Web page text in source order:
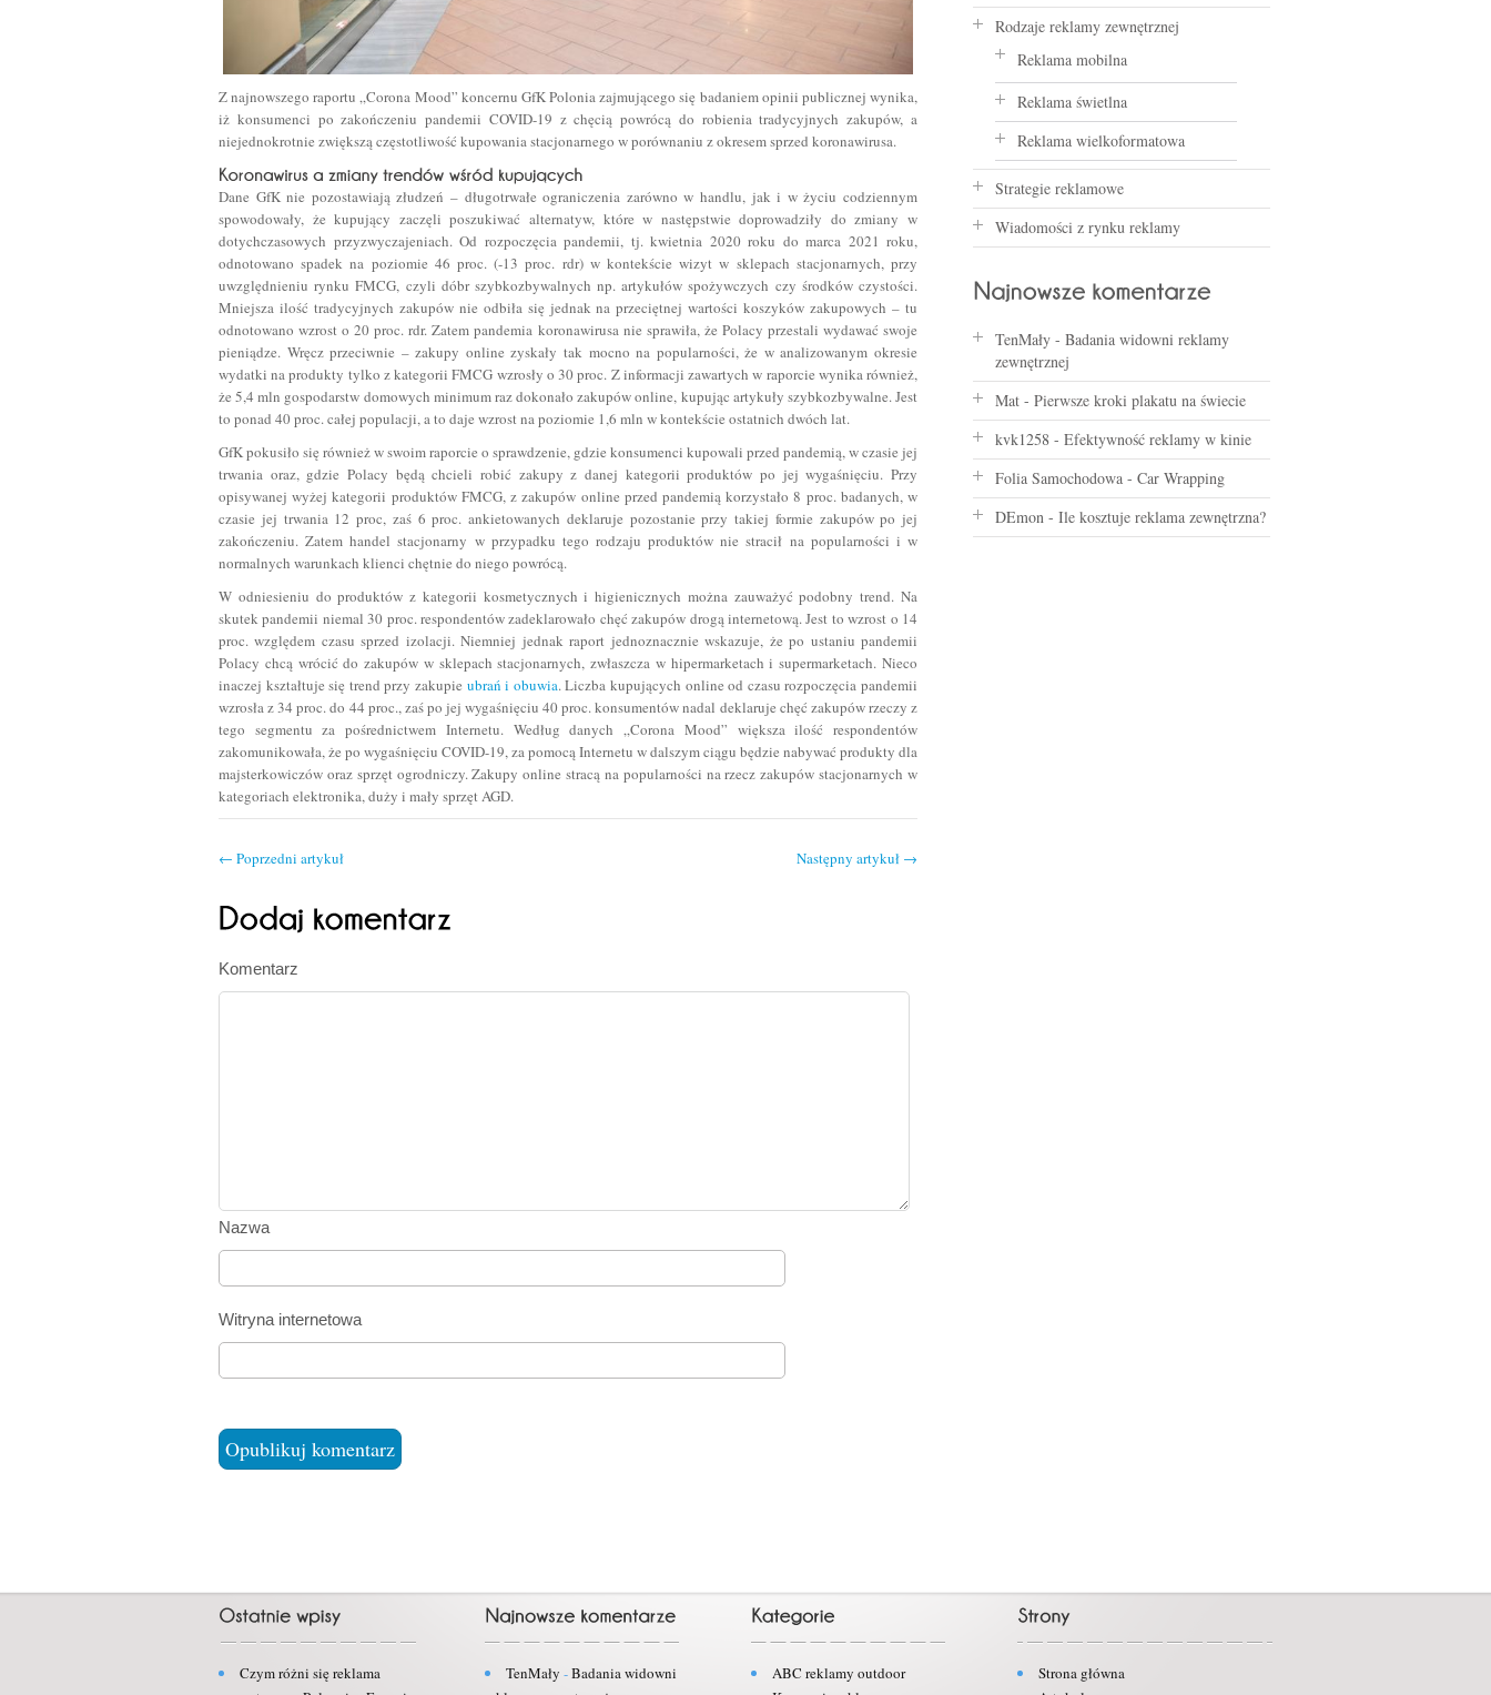
Z najnowszego raportu „Corona Mood” koncernu GfK Polonia zajmującego się badaniem opinii publicznej wynika,
iż konsumenci po zakończeniu pandemii COVID-19 z chęcią powrócą do robienia tradycyjnych zakupów, a
niejednokrotnie zwiększą częstotliwość kupowania stacjonarnego w porównaniu z okresem sprzed koronawirusa.
Dane GfK nie pozostawiają złudzeń – długotrwałe ograniczenia zarówno w handlu, jak i w życiu codziennym
spowodowały, że kupujący zaczęli poszukiwać alternatyw, które w następstwie doprowadziły do zmiany w
dotychczasowych przyzwyczajeniach. Od rozpoczęcia pandemii, tj. kwietnia 2020 roku do marca 2021 roku,
odnotowano spadek na poziomie 46 proc. (-13 proc. rdr) w kontekście wizyt w sklepach stacjonarnych, przy
uwzględnieniu rynku FMCG, czyli dóbr szybkozbywalnych np. artykułów spożywczych czy środków czystości.
Mniejsza ilość tradycyjnych zakupów nie odbiła się jednak na przeciętnej wartości koszyków zakupowych – tu
odnotowano wzrost o 20 proc. rdr. Zatem pandemia koronawirusa nie sprawiła, że Polacy przestali wydawać swoje
pieniądze. Wręcz przeciwnie – zakupy online zyskały tak mocno na popularności, że w analizowanym okresie
wydatki na produkty tylko z kategorii FMCG wzrosły o 30 proc. Z informacji zawartych w raporcie wynika również,
że 5,4 mln gospodarstw domowych minimum raz dokonało zakupów online, kupując artykuły szybkozbywalne. Jest
to ponad 40 proc. całej populacji, a to daje wzrost na poziomie 1,6 mln w kontekście ostatnich dwóch lat.
GfK pokusiło się również w swoim raporcie o sprawdzenie, gdzie konsumenci kupowali przed pandemią, w czasie jej
trwania oraz, gdzie Polacy będą chcieli robić zakupy z danej kategorii produktów po jej wygaśnięciu. Przy
opisywanej wyżej kategorii produktów FMCG, z zakupów online przed pandemią korzystało 8 proc. badanych, w
czasie jej trwania 12 proc, zaś 6 proc. ankietowanych deklaruje pozostanie przy takiej formie zakupów po jej
zakończeniu. Zatem handel stacjonarny w przypadku tego rodzaju produktów nie stracił na popularności i w
normalnych warunkach klienci chętnie do niego powrócą.
W odniesieniu do produktów z kategorii kosmetycznych i higienicznych można zauważyć podobny trend. Na
skutek pandemii niemal 30 proc. respondentów zadeklarowało chęć zakupów drogą internetową. Jest to wzrost o 14
proc. względem czasu sprzed izolacji. Niemniej jednak raport jednoznacznie wskazuje, że po ustaniu pandemii
Polacy chcą wrócić do zakupów w sklepach stacjonarnych, zwłaszcza w hipermarketach i supermarketach. Nieco
inaczej kształtuje się trend przy zakupie ubrań i obuwia. Liczba kupujących online od czasu rozpoczęcia pandemii
wzrosła z 34 proc. do 44 proc., zaś po jej wygaśnięciu 40 proc. konsumentów nadal deklaruje chęć zakupów rzeczy z
tego segmentu za pośrednictwem Internetu. Według danych „Corona Mood” większa ilość respondentów
zakomunikowała, że po wygaśnięciu COVID-19, za pomocą Internetu w dalszym ciągu będzie nabywać produkty dla
majsterkowiczów oraz sprzęt ogrodniczy. Zakupy online stracą na popularności na rzecz zakupów stacjonarnych w
kategoriach elektronika, duży i mały sprzęt AGD.
← Poprzedni artykuł Następny artykuł →
Komentarz
Nazwa
Witryna internetowa
Rodzaje reklamy zewnętrznej
Reklama mobilna
Reklama świetlna
Reklama wielkoformatowa
Strategie reklamowe
Wiadomości z rynku reklamy
TenMały - Badania widowni reklamy
zewnętrznej
Mat - Pierwsze kroki plakatu na świecie
kvk1258 - Efektywność reklamy w kinie
Folia Samochodowa - Car Wrapping
DEmon - Ile kosztuje reklama zewnętrzna?
Czym różni się reklama
TenMały -Badania widowni
ABC reklamy outdoor
Strona główna